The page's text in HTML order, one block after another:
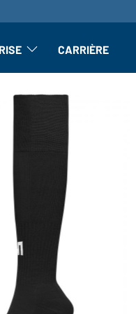
le sous-menu
L'entreprise : Ouvrir le sous-menu
CARRIÈRE